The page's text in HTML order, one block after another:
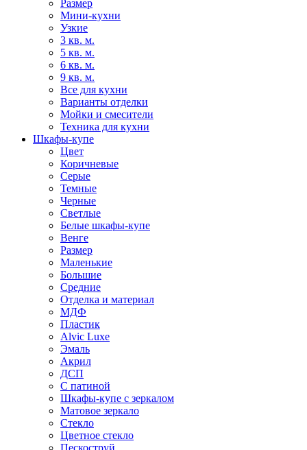
Размер
Мини-кухни
Узкие
3 кв. м.
5 кв. м.
6 кв. м.
9 кв. м.
Все для кухни
Варианты отделки
Мойки и смесители
Техника для кухни
Шкафы-купе
Цвет
Коричневые
Серые
Темные
Черные
Светлые
Белые шкафы-купе
Венге
Размер
Маленькие
Большие
Средние
Отделка и материал
МДФ
Пластик
Alvic Luxe
Эмаль
Акрил
ДСП
С патиной
Шкафы-купе с зеркалом
Матовое зеркало
Стекло
Цветное стекло
Пескоструй